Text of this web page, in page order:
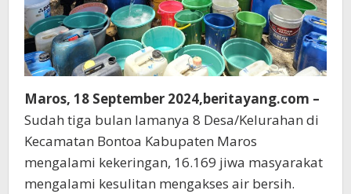
Maros, 18 September 2024,beritayang.com –
Sudah tiga bulan lamanya 8 Desa/Kelurahan di
Kecamatan Bontoa Kabupaten Maros
mengalami kekeringan, 16.169 jiwa masyarakat
mengalami kesulitan mengakses air bersih.